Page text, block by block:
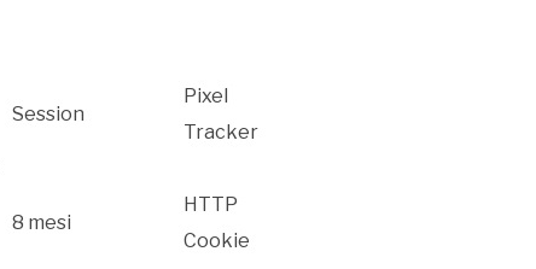
Session
Pixel
Tracker
8 mesi
HTTP
Cookie